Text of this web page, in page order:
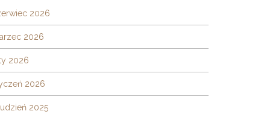
2026
2026
2026
2026
2025